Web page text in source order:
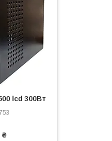
lcd 300Вт
₴